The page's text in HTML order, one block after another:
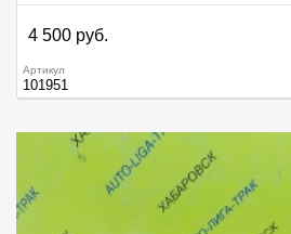
4 500 руб.
Артикул
101951